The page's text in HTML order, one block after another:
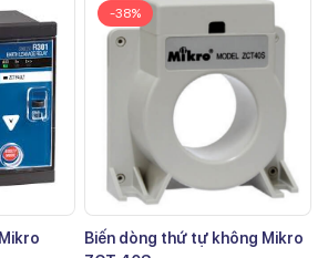
-38%
Biến dòng thứ tự không Mikro